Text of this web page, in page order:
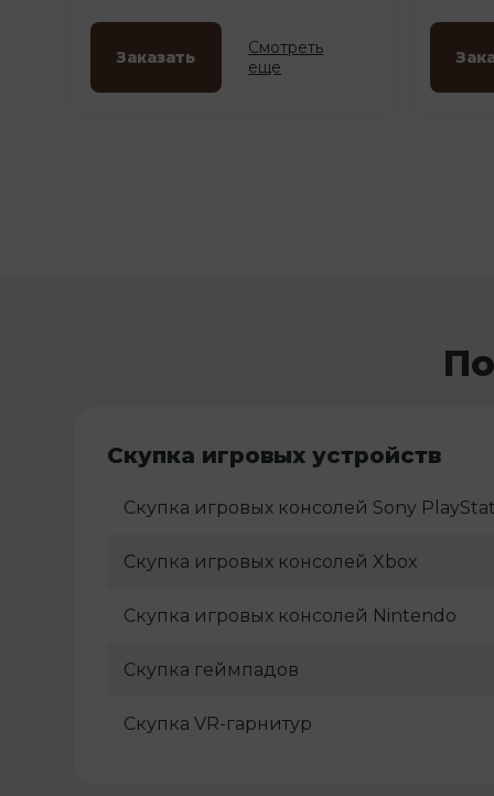
Заказать
Смотреть
еще
Скупка игровых устройств
Скупка игровых консолей Sony
Скупка игровых консолей Xbox
Скупка игровых консолей Nintendo
Скупка геймпадов
Скупка VR-гарнитур